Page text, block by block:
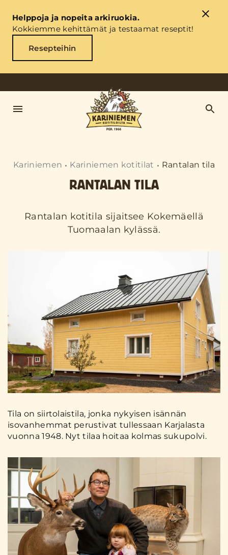
Helppoja ja nopeita arkiruokia.
Kokkiemme kehittämät ja testaamat reseptit!
Resepteihin
Kariniemen Kariniemen kotitilat Rantalan tila
RANTALAN TILA
Rantalan kotitila sijaitsee Kokemäellä
Tuomaalan kylässä.
Tila on siirtolaistila, jonka nykyisen isännän
isovanhemmat perustivat tullessaan Karjalasta
vuonna 1948. Nyt tilaa hoitaa kolmas sukupolvi.